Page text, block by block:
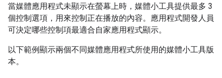
當媒體應用程式未顯示在螢幕上時，媒體小工具提供最多 3
個控制選項，用來控制正在播放的內容。應用程式開發人員
可決定哪些控制項最適合自家應用程式顯示。
以下範例顯示兩個不同媒體應用程式所使用的媒體小工具版
本。